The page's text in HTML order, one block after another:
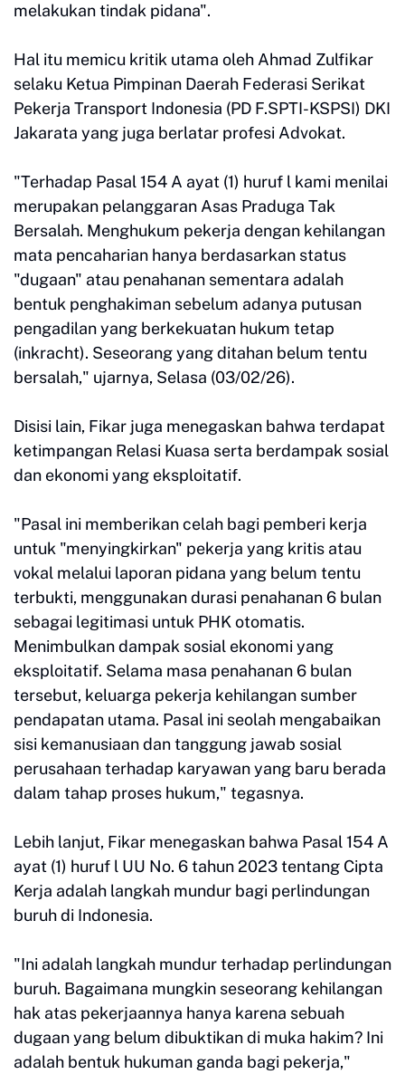
melakukan tindak pidana".
Hal itu memicu kritik utama oleh Ahmad Zulfikar
selaku Ketua Pimpinan Daerah Federasi Serikat
Pekerja Transport Indonesia (PD F.SPTI-KSPSI) DKI
Jakarata yang juga berlatar profesi Advokat.
"Terhadap Pasal 154 A ayat (1) huruf l kami menilai
merupakan pelanggaran Asas Praduga Tak
Bersalah. Menghukum pekerja dengan kehilangan
mata pencaharian hanya berdasarkan status
"dugaan" atau penahanan sementara adalah
bentuk penghakiman sebelum adanya putusan
pengadilan yang berkekuatan hukum tetap
(inkracht). Seseorang yang ditahan belum tentu
bersalah," ujarnya, Selasa (03/02/26).
Disisi lain, Fikar juga menegaskan bahwa terdapat
ketimpangan Relasi Kuasa serta berdampak sosial
dan ekonomi yang eksploitatif.
"Pasal ini memberikan celah bagi pemberi kerja
untuk "menyingkirkan" pekerja yang kritis atau
vokal melalui laporan pidana yang belum tentu
terbukti, menggunakan durasi penahanan 6 bulan
sebagai legitimasi untuk PHK otomatis.
Menimbulkan dampak sosial ekonomi yang
eksploitatif. Selama masa penahanan 6 bulan
tersebut, keluarga pekerja kehilangan sumber
pendapatan utama. Pasal ini seolah mengabaikan
sisi kemanusiaan dan tanggung jawab sosial
perusahaan terhadap karyawan yang baru berada
dalam tahap proses hukum," tegasnya.
Lebih lanjut, Fikar menegaskan bahwa Pasal 154 A
ayat (1) huruf l UU No. 6 tahun 2023 tentang Cipta
Kerja adalah langkah mundur bagi perlindungan
buruh di Indonesia.
"Ini adalah langkah mundur terhadap perlindungan
buruh. Bagaimana mungkin seseorang kehilangan
hak atas pekerjaannya hanya karena sebuah
dugaan yang belum dibuktikan di muka hakim? Ini
adalah bentuk hukuman ganda bagi pekerja,"